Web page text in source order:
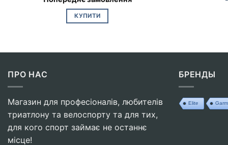
КУПИТИ
ПРО НАС
Магазин для професіоналів, любителів
триатлону та велоспорту та для тих,
для кого спорт займає не останнє
місце!
БРЕНДЫ
Elite